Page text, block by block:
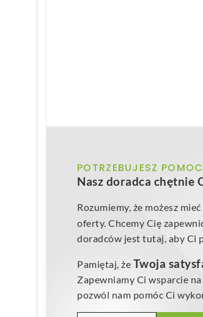
POTRZEBUJESZ
Nasz doradca chętnie
Rozumiemy, że możesz
oferty. Chcemy Cię
doradców jest tutaj, aby Ci
Pamiętaj, że Twoja
Zapewniamy Ci wsparcie
pozwól nam pomóc Ci